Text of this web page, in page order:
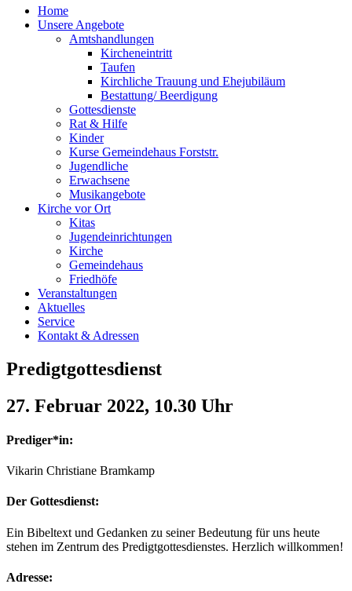
Home
Unsere Angebote
Amtshandlungen
Kircheneintritt
Taufen
Kirchliche Trauung und Ehejubiläum
Bestattung/ Beerdigung
Gottesdienste
Rat & Hilfe
Kinder
Kurse Gemeindehaus Forststr.
Jugendliche
Erwachsene
Musikangebote
Kirche vor Ort
Kitas
Jugendeinrichtungen
Kirche
Gemeindehaus
Friedhöfe
Veranstaltungen
Aktuelles
Service
Kontakt & Adressen
Predigtgottesdienst
27. Februar 2022, 10.30 Uhr
Prediger*in:
Vikarin Christiane Bramkamp
Der Gottesdienst:
Ein Bibeltext und Gedanken zu seiner Bedeutung für uns heute
stehen im Zentrum des Predigtgottesdienstes. Herzlich willkommen!
Adresse: